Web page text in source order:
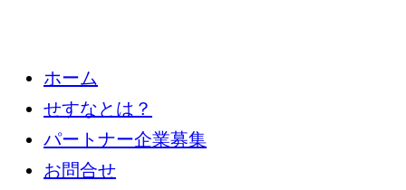
ホーム
せすなとは？
パートナー企業募集
お問合せ